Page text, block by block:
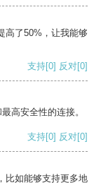
高了50%，让我能够
支持[0] 反对[0]
高安全性的连接。
支持[0] 反对[0]
比如能够支持更多地